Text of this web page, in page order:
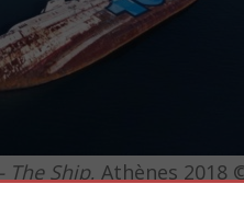
The Ship, Athènes 2018